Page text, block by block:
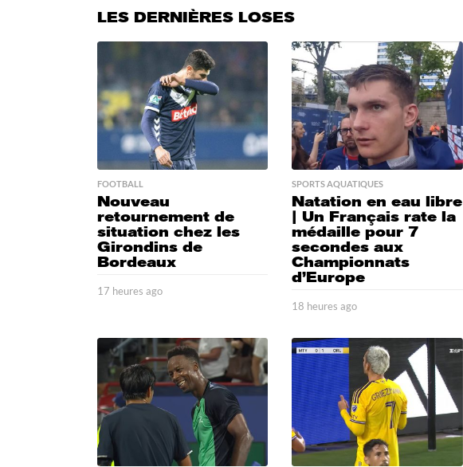
LES DERNIÈRES LOSES
FOOTBALL
Nouveau
retournement de
situation chez les
Girondins de
Bordeaux
17 heures ago
e
u
r
e
s
a
o
SPORTS AQUATIQUES
Natation en eau libre
| Un Français rate la
médaille pour 7
secondes aux
Championnats
d’Europe
18 heures ago
h
e
s
a
g
o